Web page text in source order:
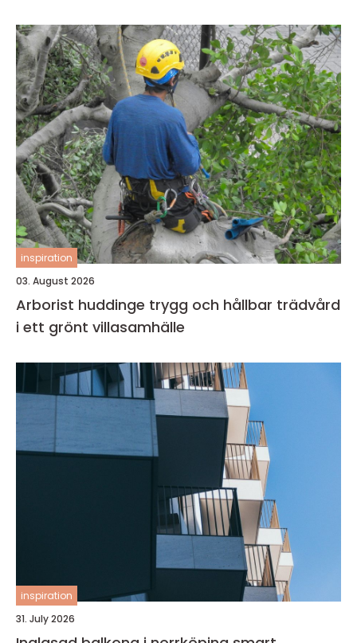
inspiration
03. August 2026
Arborist huddinge trygg och hållbar trädvård
i ett grönt villasamhälle
inspiration
31. July 2026